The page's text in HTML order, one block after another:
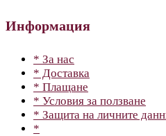
Информация
* За нас
* Доставка
* Плащане
* Условия за ползване
* Защита на личните
*